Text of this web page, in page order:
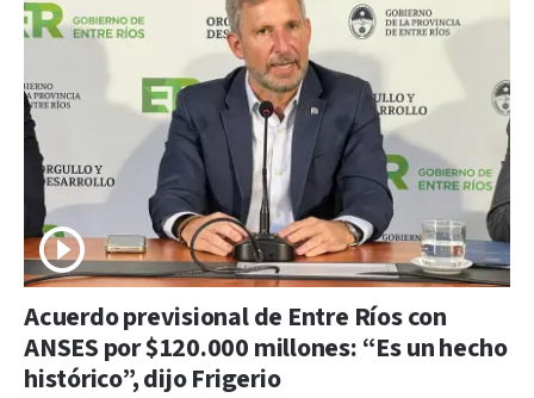
Acuerdo previsional de Entre Ríos con
ANSES por $120.000 millones: “Es un hecho
histórico”, dijo Frigerio